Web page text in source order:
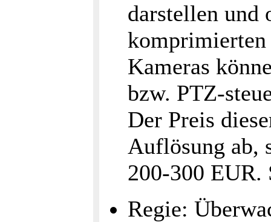
darstellen und
komprimierten
Kameras
bzw. PTZ-
Der Preis
Auflösung ab,
200-300 EUR.
Regie: